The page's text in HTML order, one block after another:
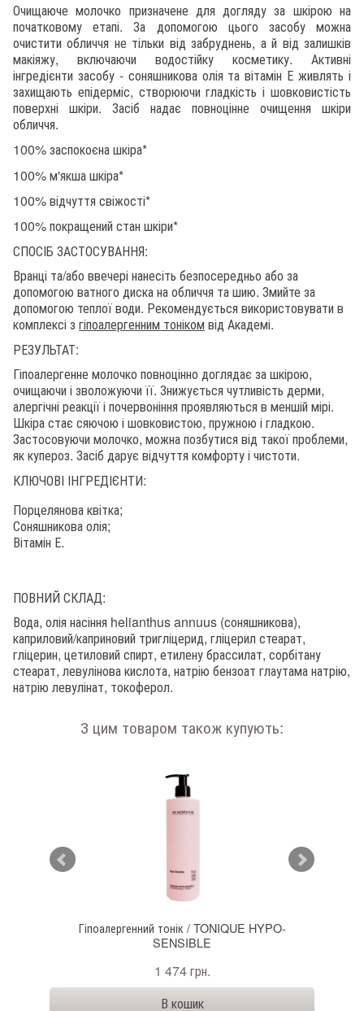
Очищаюче молочко призначене для догляду за шкірою на
початковому етапі. За допомогою цього засобу можна
очистити обличчя не тільки від забруднень, а й від залишків
макіяжу, включаючи водостійку косметику. Активні
інгредієнти засобу - соняшникова олія та вітамін Е живлять і
захищають епідерміс, створюючи гладкість і шовковистість
поверхні шкіри. Засіб надає повноцінне очищення шкіри
обличчя.
100% заспокоєна шкіра*
100% м'якша шкіра*
100% відчуття свіжості*
100% покращений стан шкіри*
СПОСІБ ЗАСТОСУВАННЯ:
Вранці та/або ввечері нанесіть безпосередньо або за
допомогою ватного диска на обличчя та шию. Змийте за
допомогою теплої води. Рекомендується використовувати в
комплексі з гіпоалергенним тоніком від Академі.
РЕЗУЛЬТАТ:
Гіпоалергенне молочко повноцінно доглядає за шкірою,
очищаючи і зволожуючи її. Знижується чутливість дерми,
алергічні реакції і почервоніння проявляються в меншій мірі.
Шкіра стає сяючою і шовковистою, пружною і гладкою.
Застосовуючи молочко, можна позбутися від такої проблеми,
як купероз. Засіб дарує відчуття комфорту і чистоти.
КЛЮЧОВІ ІНГРЕДІЄНТИ:
Порцелянова квітка;
Соняшникова олія;
Вітамін Е.
ПОВНИЙ СКЛАД:
Вода, олія насіння helianthus annuus (соняшникова),
каприловий/каприновий тригліцерид, гліцерил стеарат,
гліцерин, цетиловий спирт, етилену брассилат, сорбітану
стеарат, левулінова кислота, натрію бензоат глаутама натрію,
натрію левулінат, токоферол.
З цим товаром також купують:
Гіпоалергенний тонік / TONIQUE HYPO-
SENSIBLE
1 474 грн.